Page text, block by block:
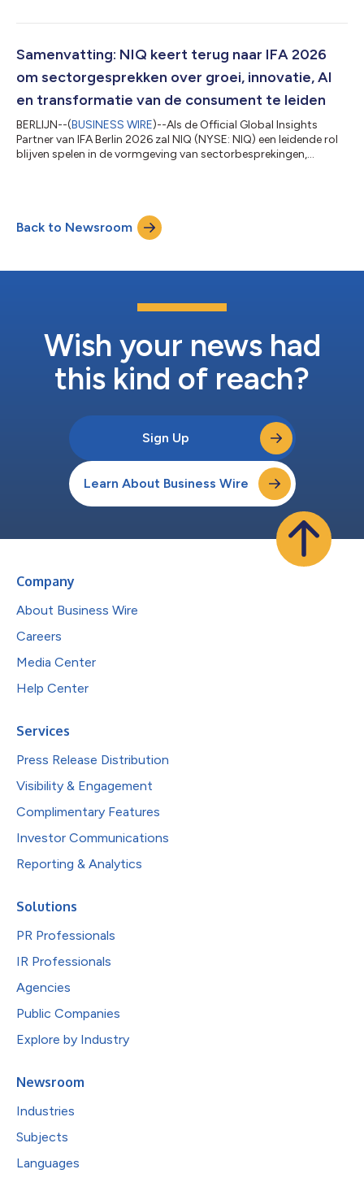
inflatieontwikkeling op de grootste Europese markten voor
daarop. Uit de eerste editie van de barometer blijkt dat de
inflatie in de Europese FMCG...
Samenvatting: NIQ keert terug naar IFA 2026
om sectorgesprekken over groei, innovatie, AI
en transformatie van de consument te leiden
BERLIJN--(BUSINESS WIRE)--Als de Official Global Insights
Partner van IFA Berlin 2026 zal NIQ (NYSE: NIQ) een leidende rol
blijven spelen in de vormgeving van sectorbesprekingen,
hand van toespraken van executives, panelbesprekingen,
exclusieve marktinformatie en strategische klantengagementen
(waaronder deelname aan de IF...
Back to Newsroom
Wish your news had
this kind of reach?
Sign Up
Learn About Business Wire
Company
About Business Wire
Careers
Media Center
Help Center
Services
Press Release Distribution
Visibility & Engagement
Complimentary Features
Investor Communications
Reporting & Analytics
Solutions
PR Professionals
IR Professionals
Agencies
Public Companies
Explore by Industry
Newsroom
Industries
Subjects
Languages